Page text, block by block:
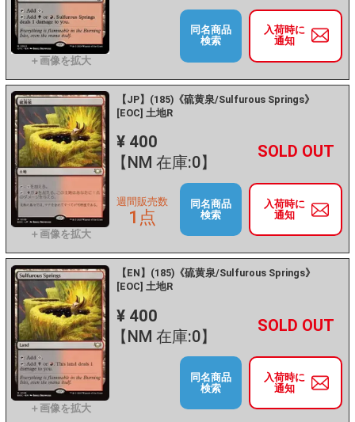
入荷時に
通知
同名商品
検索
【JP】(185)《硫黄泉/Sulfurous Springs》
[EOC] 土地R
¥ 400
【NM 在庫:0】
－ +
入荷時に
通知
週間販売数
1点
同名商品
検索
【EN】(185)《硫黄泉/Sulfurous Springs》
[EOC] 土地R
¥ 400
【NM 在庫:0】
－ +
入荷時に
通知
同名商品
検索